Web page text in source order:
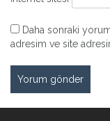
Daha sonraki
adresim ve site